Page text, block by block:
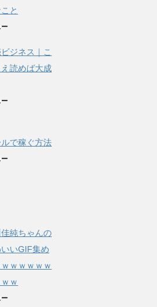
と
ー
ジネス｜こ
読めば大成
ー
ルで稼ぐ方法
ー
純ちゃんの
いGIF集め
ｗｗｗｗｗ
ｗ
ー